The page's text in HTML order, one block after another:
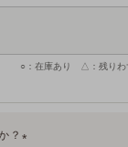
？
○：在庫あり △：残り